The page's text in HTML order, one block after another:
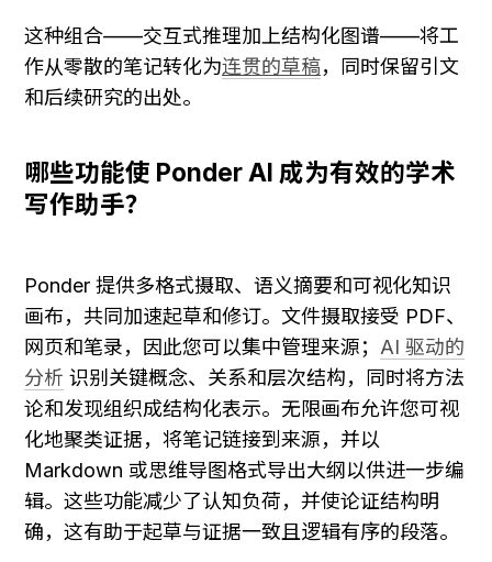
这种组合——交互式推理加上结构化图谱——将工
作从零散的笔记转化为连贯的草稿，同时保留引文
和后续研究的出处。
哪些功能使 Ponder AI 成为有效的学术
写作助手？
Ponder 提供多格式摄取、语义摘要和可视化知识
画布，共同加速起草和修订。文件摄取接受 PDF、
网页和笔录，因此您可以集中管理来源； AI 驱动的
分析 识别关键概念、关系和层次结构，同时将方法
论和发现组织成结构化表示。无限画布允许您可视
化地聚类证据，将笔记链接到来源，并以
Markdown 或思维导图格式导出大纲以供进一步编
辑。这些功能减少了认知负荷，并使论证结构明
确，这有助于起草与证据一致且逻辑有序的段落。